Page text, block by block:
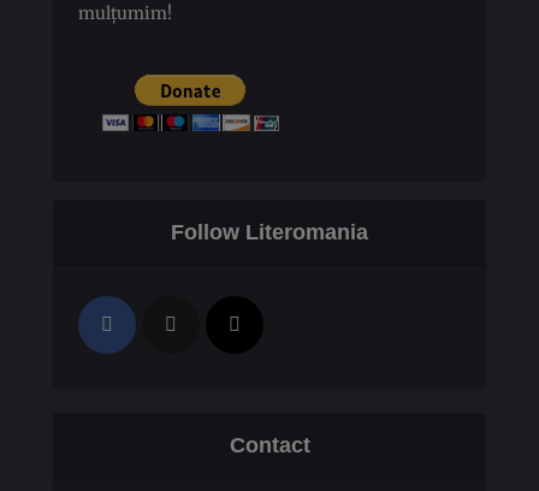
mulțumim!
Follow Literomania
Contact